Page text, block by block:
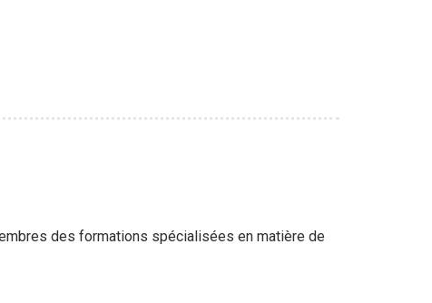
des formations spécialisées en matière de